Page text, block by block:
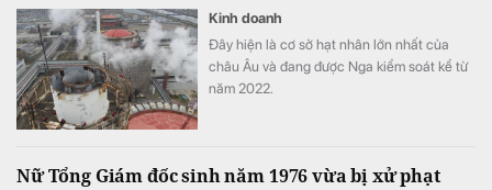
Kinh doanh
Đây hiện là cơ sở hạt nhân lớn nhất của
châu Âu và đang được Nga kiểm soát kể từ
năm 2022.
Nữ Tổng Giám đốc sinh năm 1976 vừa bị xử phạt